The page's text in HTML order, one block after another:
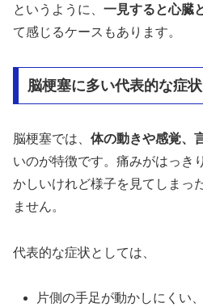
というように、 一見すると心臓
て感じるケースもあります。
脳梗塞に多い代表的な症状
脳梗塞では、 体の動きや感覚、
いのが特徴です。痛みがはっき
かしいけれど様子を見てしまっ
ません。
代表的な症状としては、
片側の手足が動かしにくい